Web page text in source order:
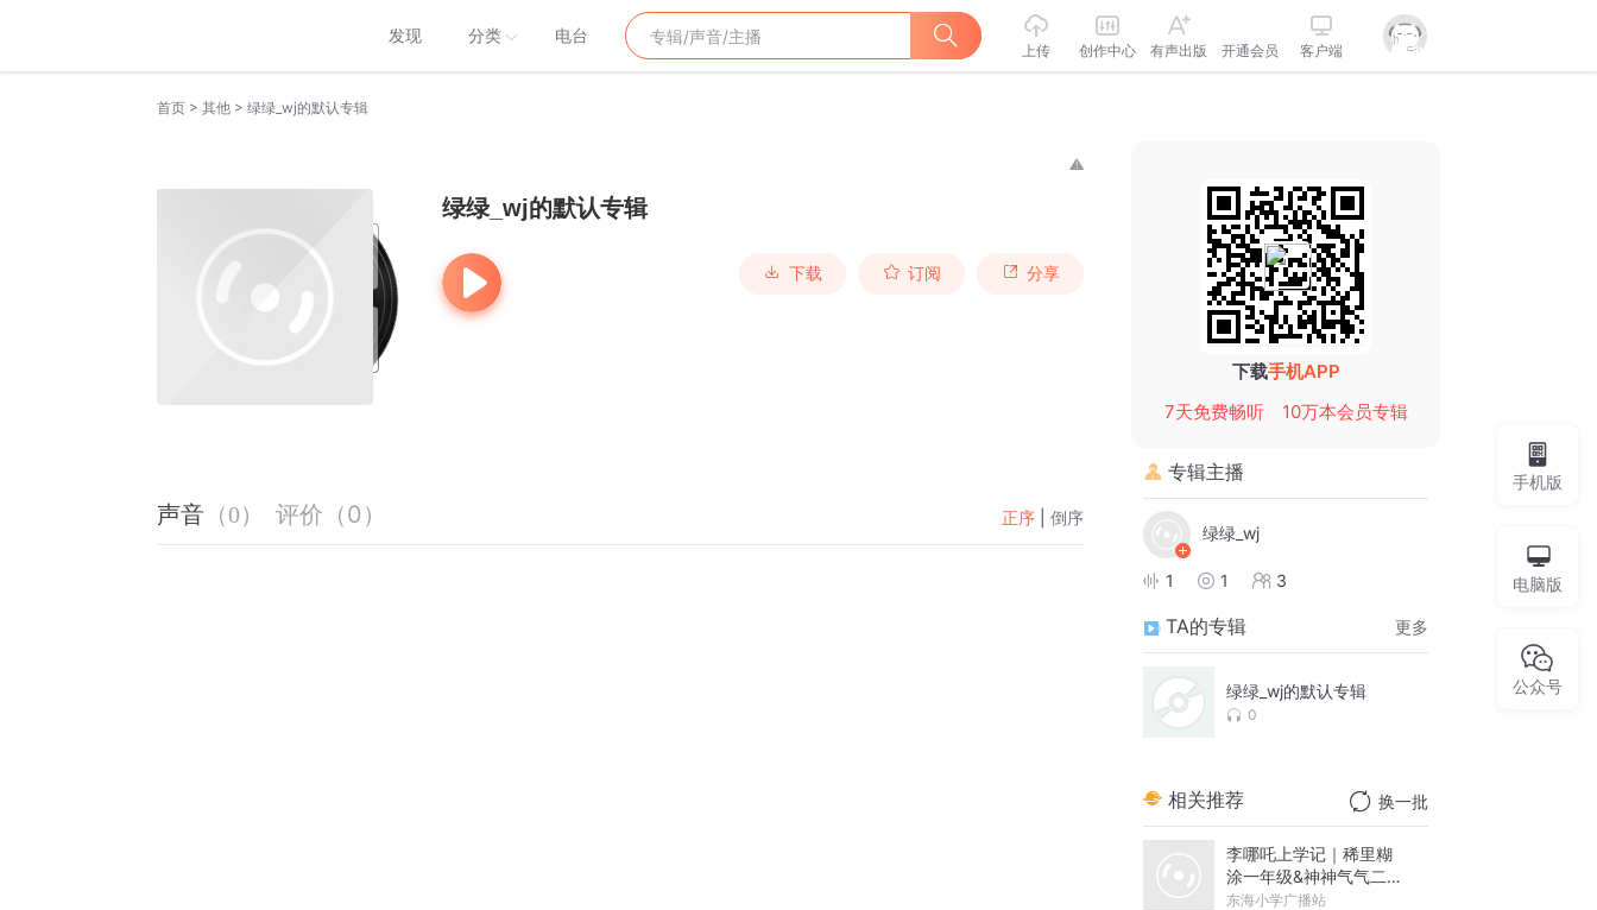
发现 分类 电台
上传 创作中心 有声出版 开通会员 客户端
首页 > 其他 > 绿绿_wj的默认专辑
绿绿_wj的默认专辑
下载 订阅 分享
声音 （0） 评价 （0 ） 正序 倒序
下载手机APP
7天免费畅听
10万本会员专辑
专辑主播
绿绿_wj
1 1 3
TA的专辑 更多
绿绿_wj的默认专辑
0
相关推荐 换一批
李哪吒上学记｜稀里糊
涂一年级&神神气气二年
级
东海小学广播站
手机版
电脑版
公众号